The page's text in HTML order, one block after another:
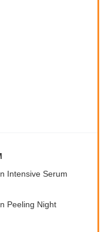
Intensive Serum
Peeling Night